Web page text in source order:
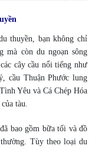
thuyền, bạn không chỉ
mà còn du ngoạn sông
cây cầu nổi tiếng như
cầu Thuận Phước lung
Yêu và Cá Chép Hóa
tàu.
bao gồm bữa tối và đồ
Tùy theo loại du